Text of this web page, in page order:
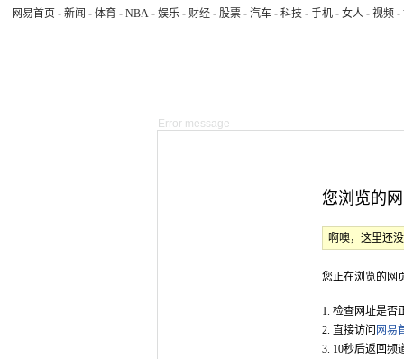
网易首页 - 新闻 - 体育 - NBA - 娱乐 - 财经 - 股票 - 汽车 - 科技 - 手机 - 女人 - 视频 -
Error message
您浏览的
啊噢，这里还
您正在浏览的网
1. 检查网址是否
2. 直接访问 网易
3. 10秒后返回频